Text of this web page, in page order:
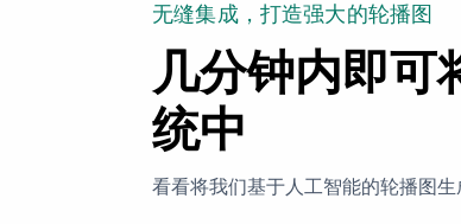
无缝集成，打造强大的轮播图
几分钟内即
统中
看看将我们基于人工智能的轮播图